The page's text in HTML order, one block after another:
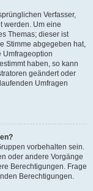
Verfasser,
werden. Um eine
Themas; dieser ist
Stimme abgegeben hat,
Umfrageoption
haben, so kann
geändert oder
Umfragen
vorbehalten sein.
oder andere Vorgänge
Berechtigungen. Frage
Berechtigungen.